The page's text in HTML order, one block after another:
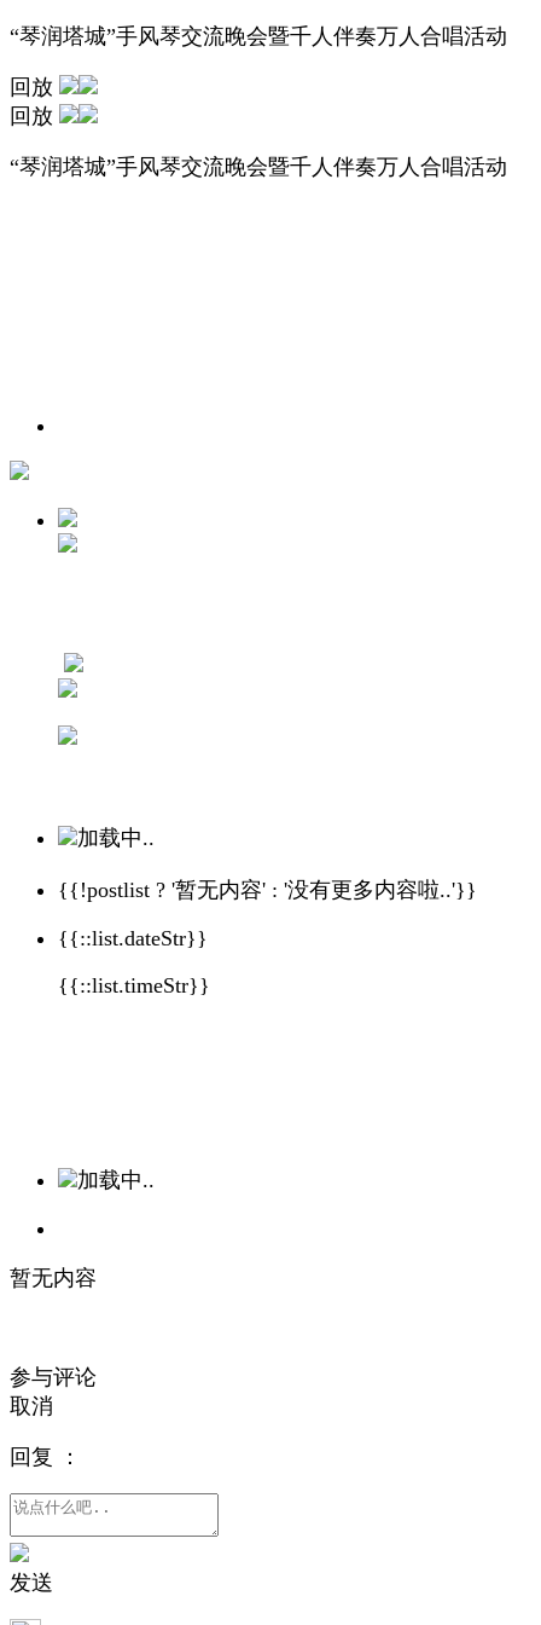
“琴润塔城”手风琴交流晚会暨千人伴奏万人合唱活动
回放
回放
“琴润塔城”手风琴交流晚会暨千人伴奏万人合唱活动
加载中..
{{!postlist ? '暂无内容' : '没有更多内容啦..'}}
{{::list.dateStr}}
{{::list.timeStr}}
加载中..
暂无内容
参与评论
取消
回复 ：
发送